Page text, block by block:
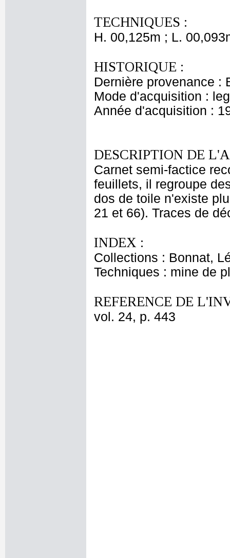
TECHNIQUES :
H. 00,125m ; L.
HISTORIQUE :
Dernière provenance :
Mode d'acquisition :
Année d'acquisition :
DESCRIPTION DE
Carnet semi-factice
feuillets, il regroupe
dos de toile n'existe
21 et 66). Traces de
INDEX :
Collections : Bonnat,
Techniques : mine de
REFERENCE DE
vol. 24, p. 443